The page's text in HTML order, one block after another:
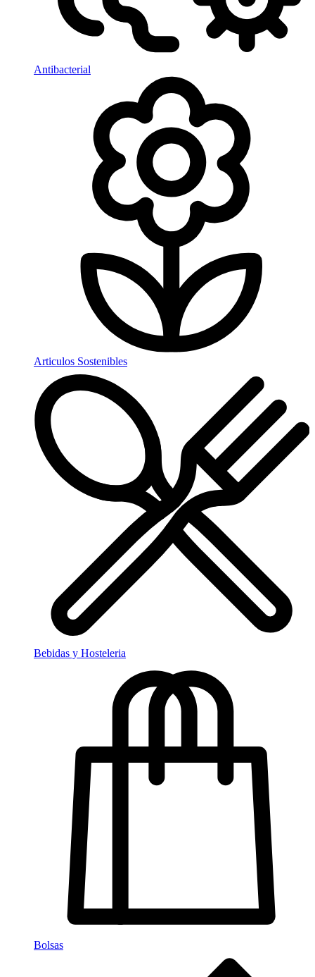
Antibacterial
Articulos Sostenibles
Bebidas y Hosteleria
Bolsas